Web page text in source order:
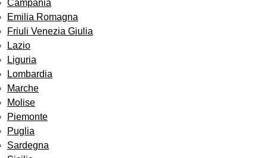
Campania
Emilia Romagna
Friuli Venezia Giulia
Lazio
Liguria
Lombardia
Marche
Molise
Piemonte
Puglia
Sardegna